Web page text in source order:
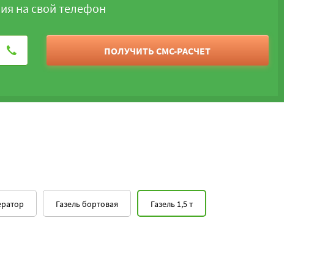
на свой телефон
ПОЛУЧИТЬ СМС-РАСЧЕТ
Газель 1,5 т
Газель бортовая